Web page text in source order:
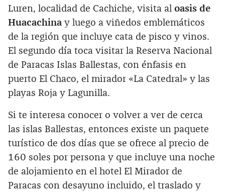
Luren, localidad de Cachiche, visita al oasis de
Huacachina y luego a viñedos emblemáticos
de la región que incluye cata de pisco y vinos.
El segundo día toca visitar la Reserva Nacional
de Paracas Islas Ballestas, con énfasis en
puerto El Chaco, el mirador «La Catedral» y las
playas Roja y Lagunilla.
Si te interesa conocer o volver a ver de cerca
las islas Ballestas, entonces existe un paquete
turístico de dos días que se ofrece al precio de
160 soles por persona y que incluye una noche
de alojamiento en el hotel El Mirador de
Paracas con desayuno incluido, el traslado y